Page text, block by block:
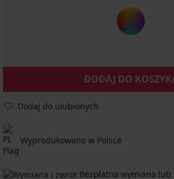
DODAJ DO
Dodaj do ulubionych
Wyprodukowano w Polsce
Bezpłatna wymiana